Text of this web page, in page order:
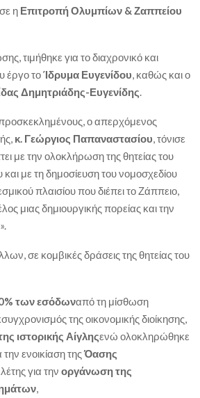
η Επιτροπή Ολυμπίων & Ζαππείου
τιμήθηκε για το διαχρονικό και
έργο τοΊδρυμα Ευγενίδου , καθώς και ο
Δημητριάδης-Ευγενίδης
ο απερχόμενος
κ. Γεώργιος Παπαναστασίου , τόνισε
με την ολοκλήρωση της θητείας του
και με τη δημοσίευση του νομοσχεδίου
πλαισίου που διέπει το Ζάππειο,
μιας δημιουργικής πορείας και την
σε κομβικές δράσεις της θητείας του
των εσόδωναπό τη μίσθωση
της οικονομικής διοίκησης,
ιστορικής Αίγληςενώ ολοκληρώθηκε
ενοικίαση τηςΌασης
για την οργάνωση της